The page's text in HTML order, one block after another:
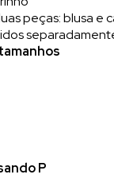
peças: blusa e
P